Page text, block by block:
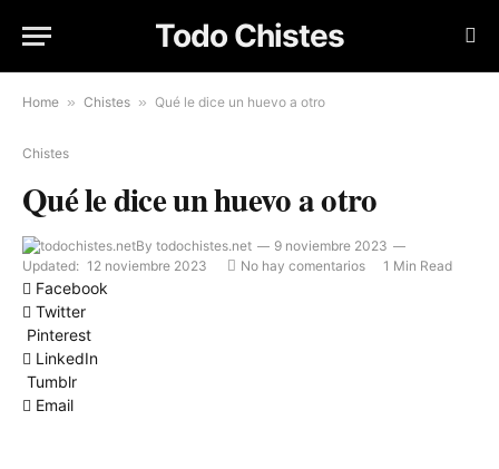
Todo Chistes
Home » Chistes » Qué le dice un huevo a otro
Chistes
Qué le dice un huevo a otro
By todochistes.net
9 noviembre 2023
Updated: 12 noviembre 2023 No hay comentarios 1 Min Read
Facebook
Twitter
Pinterest
LinkedIn
Tumblr
Email